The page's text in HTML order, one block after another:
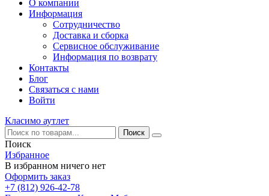
О компании
Информация
Сотрудничество
Доставка и сборка
Сервисное обслуживание
Информация по возврату
Контакты
Блог
Связаться с нами
Войти
Класимо аутлет
Поиск
Избранное
В избранном ничего нет
Оформить заказ
+7 (812) 926-42-78